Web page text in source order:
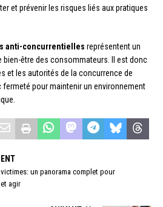
et prévenir les risques liés aux pratiques
anti-concurrentielles représentent un
bien-être des consommateurs. Il est donc
et les autorités de la concurrence de
fermeté pour maintenir un environnement
un panorama complet pour
agir